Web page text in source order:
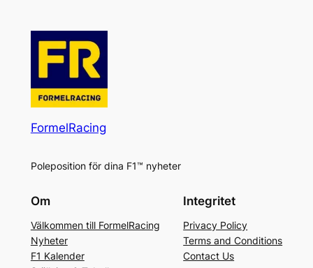
FormelRacing
Poleposition för dina F1™ nyheter
Om
Välkommen till FormelRacing
Nyheter
F1 Kalender
Integritet
Privacy Policy
Terms and Conditions
Contact Us